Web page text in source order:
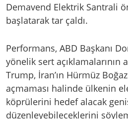
Demavend Elektrik Santrali
başlatarak tar çaldı.
Performans, ABD Başkanı
yönelik sert açıklamalarının
Trump, İran’ın Hürmüz
açmaması halinde ülkenin
köprülerini hedef alacak
düzenleyebileceklerini